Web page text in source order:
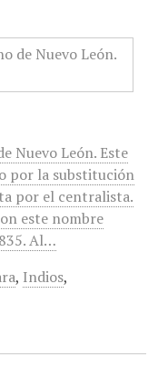
Nuevo León. Este
por la substitución
por el centralista.
este nombre
Al…
, Indios,